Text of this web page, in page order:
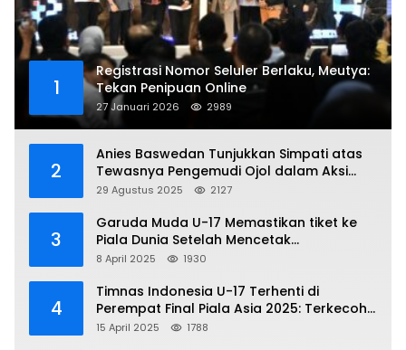
1
Registrasi Nomor Seluler Berlaku, Meutya:
Tekan Penipuan Online
27 Januari 2026 2989
2
Anies Baswedan Tunjukkan Simpati atas
Tewasnya Pengemudi Ojol dalam Aksi
Demo
29 Agustus 2025 2127
3
Garuda Muda U-17 Memastikan tiket ke
Piala Dunia Setelah Mencetak
Kemenangan Gemilang atas Yaman 4-1 di
8 April 2025 1930
4
Timnas Indonesia U-17 Terhenti di
Perempat Final Piala Asia 2025: Terkecoh
Korea Utara
15 April 2025 1788